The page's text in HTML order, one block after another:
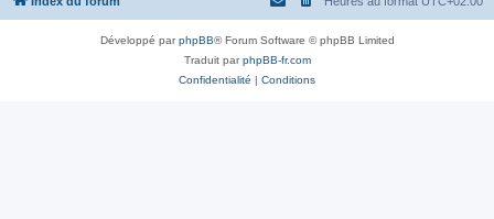
e
Développé parphpBB® Forum Software © phpBB Limited
Traduit parphpBB-fr.com
Confidentialité | Conditions